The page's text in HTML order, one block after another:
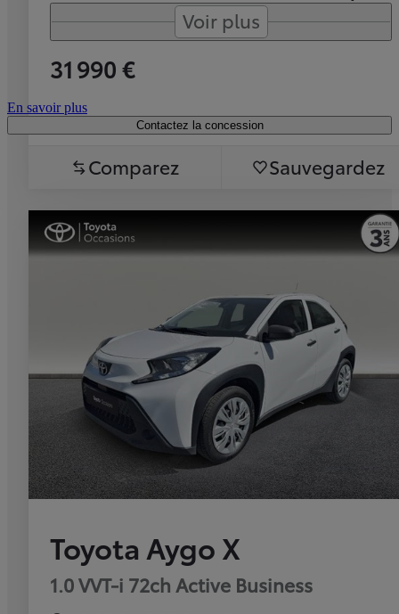
Voir plus
31 990 €
En savoir plus
Contactez la concession
Comparez Sauvegardez
Toyota Aygo X
1.0 VVT-i 72ch Active Business